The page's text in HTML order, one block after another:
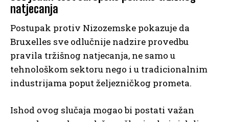
natjecanja
Postupak protiv Nizozemske pokazuje da
Bruxelles sve odlučnije nadzire provedbu
pravila tržišnog natjecanja, ne samo u
tehnološkom sektoru nego i u tradicionalnim
industrijama poput željezničkog prometa.
Ishod ovog slučaja mogao bi postati važan